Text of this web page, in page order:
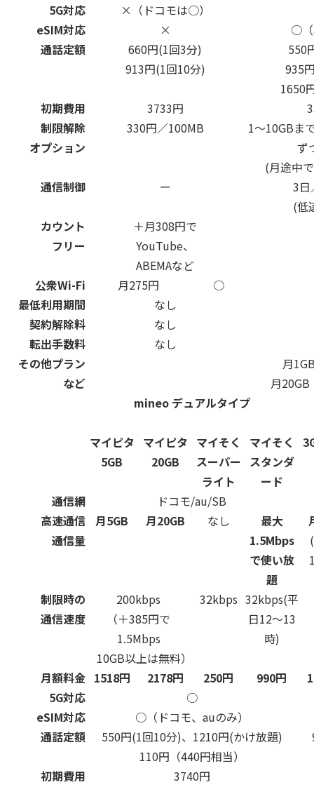
5G対応
×（ドコモは○）
eSIM対応
×
○（
通話定額
660円(1回3分)
913円(1回10分)
550
935
1650
初期費用
3733円
制限解除
オプション
330円／100MB
1～10GBま
ず
(月途中
通信制御
ー
3日
(低
カウント
フリー
＋月308円で
YouTube、
ABEMAなど
公衆Wi-Fi
月275円
○
最低利用期間
なし
契約解除料
なし
転出手数料
なし
その他プラン
など
月
月
mineo デュアルタイプ
マイピタ
5GB
マイピタ
20GB
マイそく
スーパー
ライト
マイそく
スタンダ
ード
通信網
ドコモ/au/SB
高速通信
通信量
月5GB 月20GB なし
最大
1.5Mbps
で使い放
題
制限時の
通信速度
200kbps
（＋385円で
1.5Mbps
10GB以上は無料）
32kbps 32kbps(平
日12～13
時)
月額料金 1518円 2178円 250円 990円
5G対応
○
eSIM対応
○（ドコモ、auのみ）
通話定額
550円(1回10分)、1210円(かけ放題)
110円（440円相当）
初期費用
3740円